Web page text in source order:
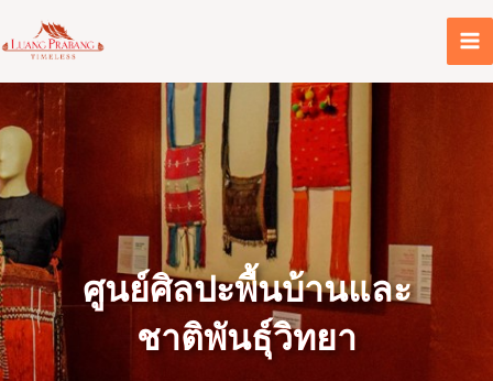
to
content
ศูนย์ศิลปะพื้นบ้านและ
ชาติพันธุ์วิทยา